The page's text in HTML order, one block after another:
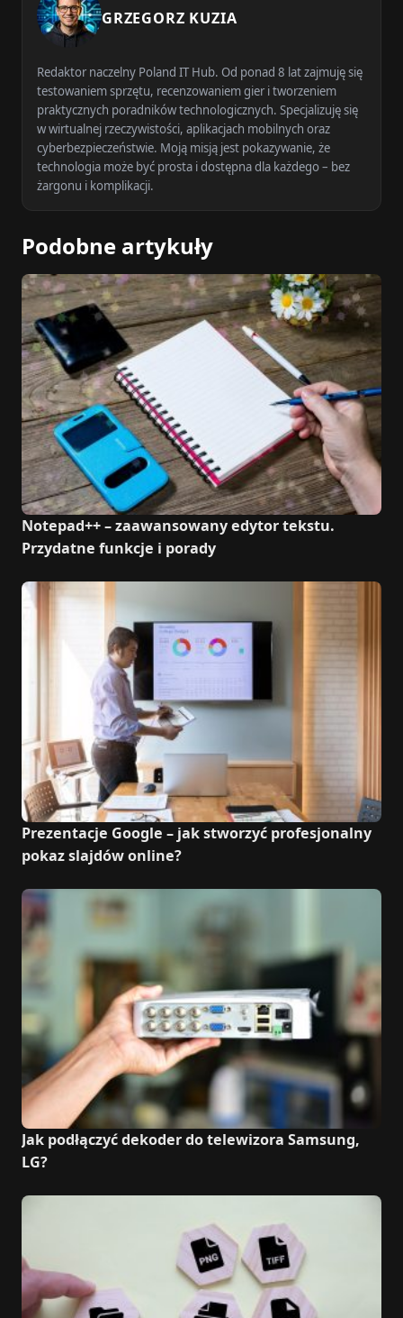
GRZEGORZ KUZIA
Redaktor naczelny Poland IT Hub. Od ponad 8 lat zajmuję się
testowaniem sprzętu, recenzowaniem gier i tworzeniem
praktycznych poradników technologicznych. Specjalizuję się
w wirtualnej rzeczywistości, aplikacjach mobilnych oraz
cyberbezpieczeństwie. Moją misją jest pokazywanie, że
technologia może być prosta i dostępna dla każdego – bez
żargonu i komplikacji.
Podobne artykuły
Notepad++ – zaawansowany edytor tekstu.
Przydatne funkcje i porady
Prezentacje Google – jak stworzyć profesjonalny
pokaz slajdów online?
Jak podłączyć dekoder do telewizora Samsung,
LG?